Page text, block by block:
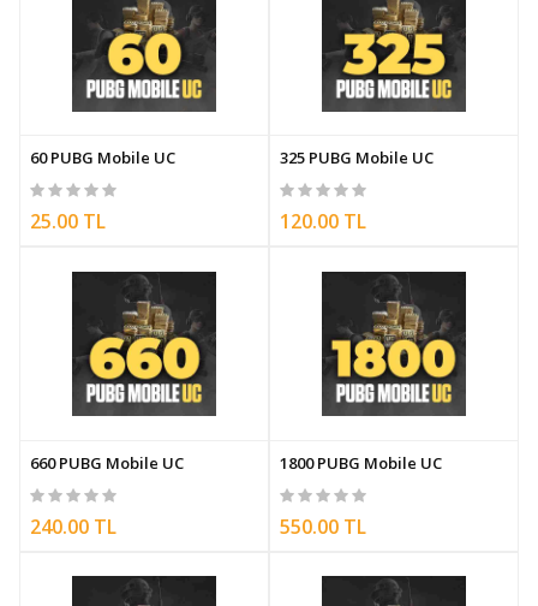
60 PUBG Mobile UC
25.00 TL
325 PUBG Mobile UC
120.00 TL
660 PUBG Mobile UC
240.00 TL
1800 PUBG Mobile UC
550.00 TL